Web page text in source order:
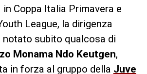
Coppa Italia Primavera e
League, la dirigenza
notato subito qualcosa di
Monama Ndo Keutgen,
in forza al gruppo della Juve